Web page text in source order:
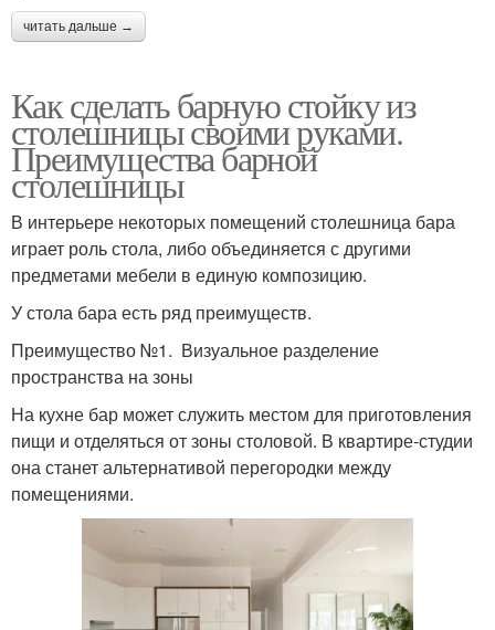
читать дальше →
Как сделать барную стойку из
столешницы своими руками.
Преимущества барной
столешницы
В интерьере некоторых помещений столешница бара
играет роль стола, либо объединяется с другими
предметами мебели в единую композицию.
У стола бара есть ряд преимуществ.
Преимущество №1. Визуальное разделение
пространства на зоны
На кухне бар может служить местом для приготовления
пищи и отделяться от зоны столовой. В квартире-студии
она станет альтернативой перегородки между
помещениями.